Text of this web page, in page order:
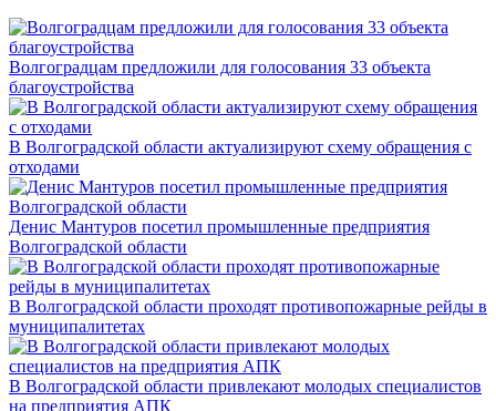
Волгоградцам предложили для голосования 33 объекта
благоустройства
В Волгоградской области актуализируют схему обращения с
отходами
Денис Мантуров посетил промышленные предприятия
Волгоградской области
В Волгоградской области проходят противопожарные рейды в
муниципалитетах
В Волгоградской области привлекают молодых специалистов
на предприятия АПК